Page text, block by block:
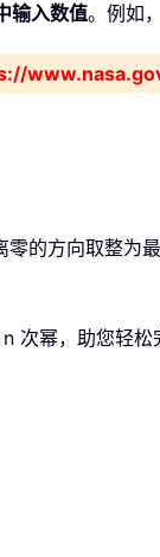
输入数值。例如
的方向取整为
次幂，助您轻松